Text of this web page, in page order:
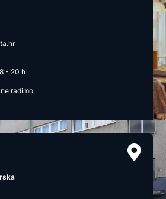
- 20 h
radimo